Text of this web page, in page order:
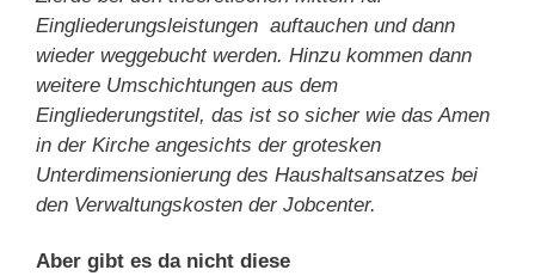
Eingliederungsleistungen auftauchen und dann
wieder weggebucht werden. Hinzu kommen dann
weitere Umschichtungen aus dem
Eingliederungstitel, das ist so sicher wie das Amen
in der Kirche angesichts der grotesken
Unterdimensionierung des Haushaltsansatzes bei
den Verwaltungskosten der Jobcenter.
Aber gibt es da nicht diese